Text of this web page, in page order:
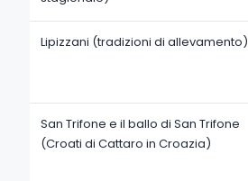
Lipizzani (tradizioni di allevamento)
San Trifone e il ballo di San Trifone
(Croati di Cattaro in Croazia)